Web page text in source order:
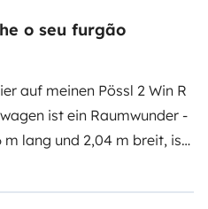
o seu furgão
auf meinen Pössl 2 Win R
ist ein Raumwunder -
m lang und 2,04 m breit, ist
von mir voll ausgestatteter
auf dem Bild (Grundriss) zu